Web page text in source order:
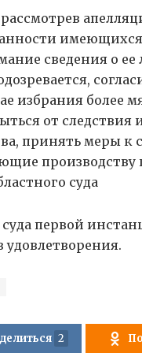
сведения о
избрания более
от следствия
принять меры
производству
суда
первой
удовлетворения.
2